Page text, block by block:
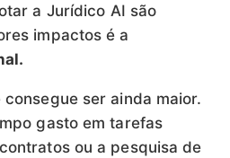
a Jurídico AI são
impactos é a
ser ainda maior.
gasto em tarefas
ou a pesquisa de